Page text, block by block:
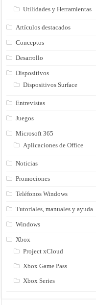
Utilidades y Herramientas
Artículos destacados
Conceptos
Desarrollo
Dispositivos
Dispositivos Surface
Entrevistas
Juegos
Microsoft 365
Aplicaciones de Office
Noticias
Promociones
Teléfonos Windows
Tutoriales, manuales y ayuda
Windows
Xbox
Project xCloud
Xbox Game Pass
Xbox Series